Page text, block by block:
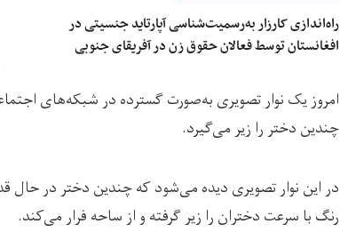
راه‌اندازی کارزار به‌رسمیت‌شناسی آپارتاید جنسیتی در
افغانستان توسط فعالان حقوق زن در آفریقای جنوبی
امروز یک نوار تصویری به‌صورت گسترده در شبکه‌های
چندین دختر را زیر می‌گیرد.
در این نوار تصویری دیده می‌شود که چندین دختر در
رنگ با سرعت دختران را زیر گرفته و از ساحه فرار می‌کند.